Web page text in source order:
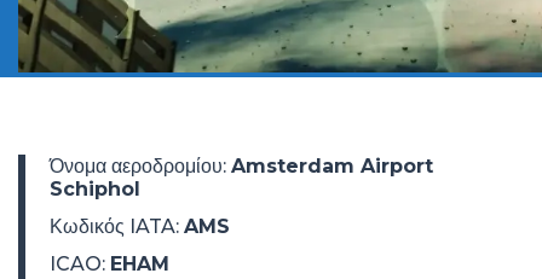
Όνομα αεροδρομίου: Amsterdam Airport
Schiphol
Κωδικός IATA: AMS
ICAO: EHAM